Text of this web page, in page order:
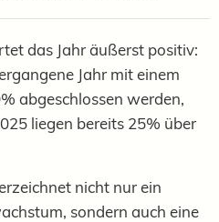
das Jahr äußerst positiv:
Jahr mit einem
abgeschlossen werden,
liegen bereits 25% über
nicht nur ein
sondern auch eine